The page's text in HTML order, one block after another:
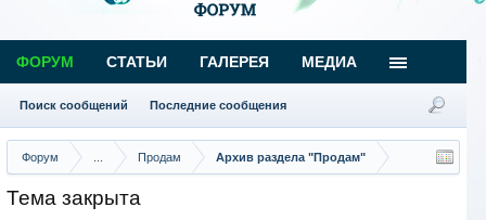
Форум Продам Архив раздела "Продам"
Тема закрыта
ФОРУМ
Поиск сообщений Последние сообщения
СТАТЬИ ГАЛЕРЕЯ МЕДИА